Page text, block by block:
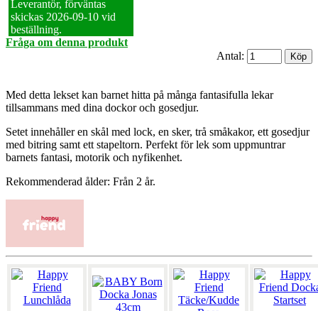
Leverantör, förväntas
skickas 2026‑09‑10 vid
beställning.
Fråga om denna produkt
Antal:
Med detta lekset kan barnet hitta på många fantasifulla lekar
tillsammans med dina dockor och gosedjur.
Setet innehåller en skål med lock, en sker, trå småkakor, ett gosedjur
med bitring samt ett stapeltorn. Perfekt för lek som uppmuntrar
barnets fantasi, motorik och nyfikenhet.
Rekommenderad ålder: Från 2 år.